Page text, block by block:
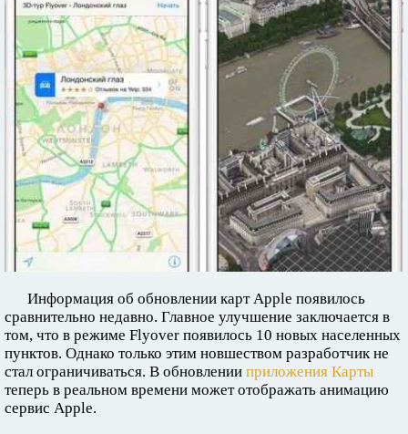
Информация об обновлении карт Apple появилось
сравнительно недавно. Главное улучшение заключается в
том, что в режиме Flyover появилось 10 новых населенных
пунктов. Однако только этим новшеством разработчик не
стал ограничиваться. В обновлении приложения Карты
теперь в реальном времени может отображать анимацию
сервис Apple.